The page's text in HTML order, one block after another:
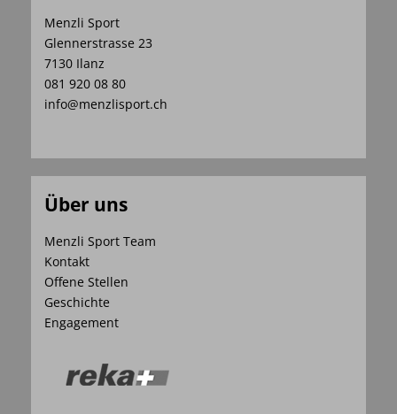
Menzli Sport
Glennerstrasse 23
7130 Ilanz
081 920 08 80
info@menzlisport.ch
Über uns
Menzli Sport Team
Kontakt
Offene Stellen
Geschichte
Engagement